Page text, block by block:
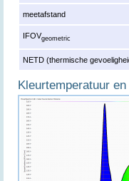
meetafstand
IFOVgeometric
NETD (thermische
Kleurtemperatuur